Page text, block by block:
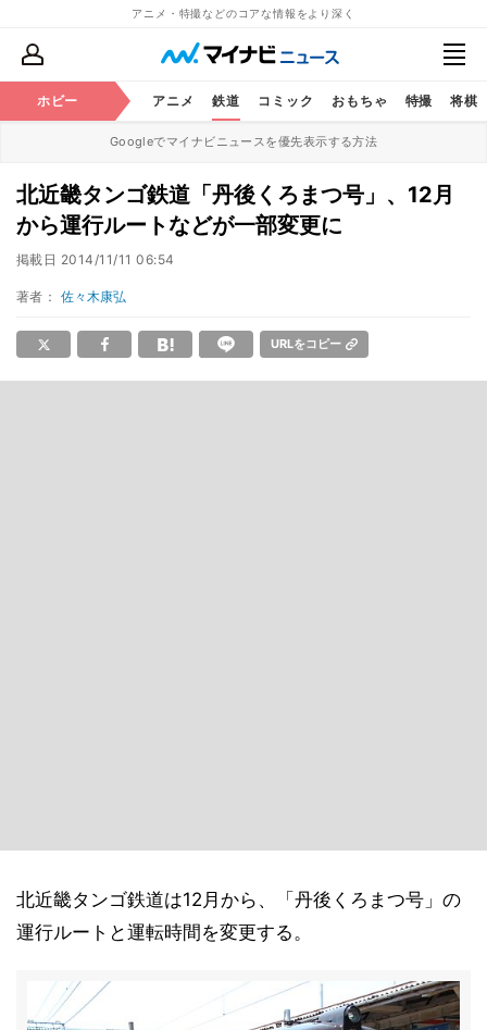
アニメ・特撮などのコアな情報をより深く
ホビー アニメ 鉄道 コミック おもちゃ 特撮 将棋
Googleでマイナビニュースを優先表示する方法
北近畿タンゴ鉄道「丹後くろまつ号」、12月
から運行ルートなどが一部変更に
掲載日 2014/11/11 06:54
著者： 佐々木康弘
URLをコピー
北近畿タンゴ鉄道は12月から、「丹後くろまつ号」の
運行ルートと運転時間を変更する。